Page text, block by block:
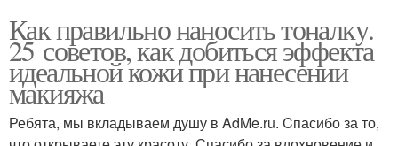
Как правильно наносить тоналку.
25 советов, как добиться эффекта
идеальной кожи при нанесении
макияжа
Ребята, мы вкладываем душу в AdMe.ru. Cпасибо за то,